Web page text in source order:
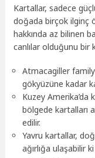
Kartallar, sadece
doğada birçok ilginç
hakkında az bilinen
canlılar olduğunu bir
Atmacagiller
gökyüzüne kadar
Kuzey
bölgede kartalları
edilir.
Yavru kartallar,
ağırlığa ulaşabilir